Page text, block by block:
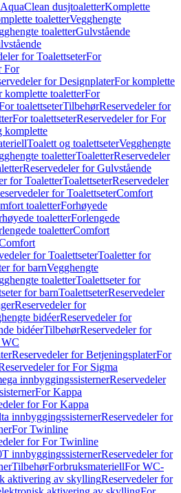
dusjtoaletterKomplette
toaletterVegghengte
toaletterGulvstående
for ToalettseterFor
For
for DesignplaterFor komplette
komplette toaletterFor
toalettseterTilbehørReservedeler for
For toalettseterReservedeler for For
komplette
Toalett og toalettseterVegghengte
toaletterToaletterReservedeler
Reservedeler for Gulvstående
for ToaletterToalettseterReservedeler
for ToalettseterComfort
toaletterForhøyede
toaletterForlengede
toaletterComfort
for ToalettseterToaletter for
for barnVegghengte
toaletterToalettseter for
for barnToalettseterReservedeler
Reservedeler for
bidéerReservedeler for
bidéerTilbehørReservedeler for
WC
Reservedeler for BetjeningsplaterFor
for For Sigma
innbyggingssisternerReservedeler
For Kappa
for For Kappa
innbyggingssisternerReservedeler for
For Twinline
for For Twinline
innbyggingssisternerReservedeler for
TilbehørForbruksmateriellFor WC-
aktivering av skyllingReservedeler for